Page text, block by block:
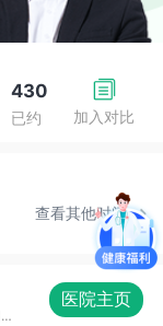
加入对比
430
已约
查看其他时间
北京市房山区长阳昊天北大街20号
医院主页